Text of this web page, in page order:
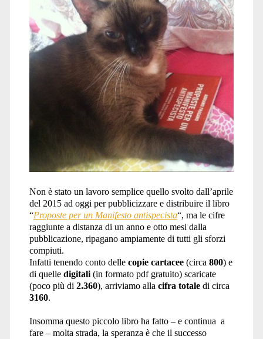
Non è stato un lavoro semplice quello svolto dall’aprile
del 2015 ad oggi per pubblicizzare e distribuire il libro
“Proposte per un Manifesto antispecista“, ma le cifre
raggiunte a distanza di un anno e otto mesi dalla
pubblicazione, ripagano ampiamente di tutti gli sforzi
compiuti.
Infatti tenendo conto delle copie cartacee(circa 800) e
di quelle digitali(in formato pdf gratuito) scaricate
(poco più di 2.360), arriviamo alla cifra totaledi circa
3160.
Insomma questo piccolo libro ha fatto – e continua a
fare – molta strada, la speranza è che il successo